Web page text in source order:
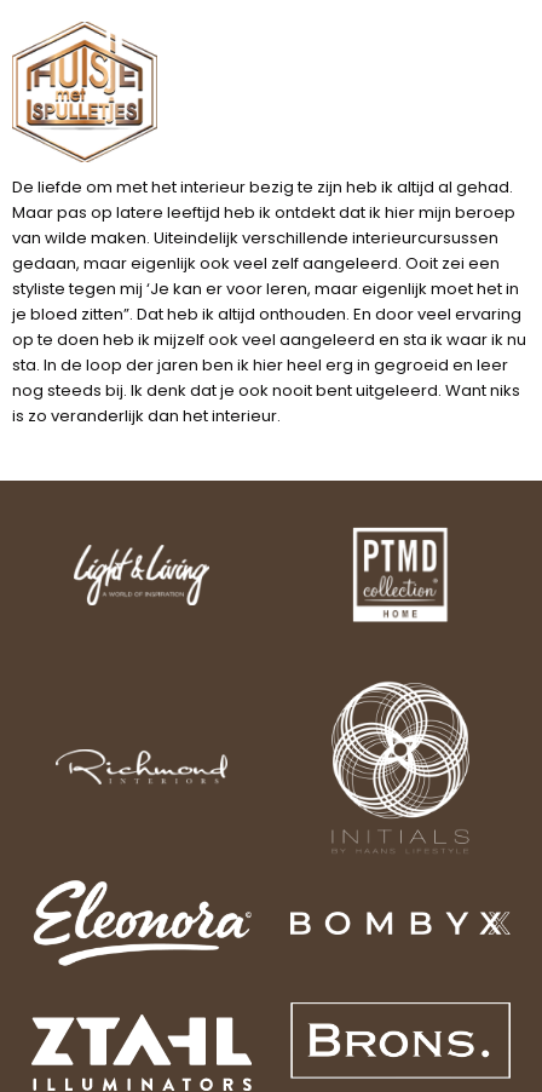
De liefde om met het interieur bezig te zijn heb ik altijd al gehad.
Maar pas op latere leeftijd heb ik ontdekt dat ik hier mijn beroep
van wilde maken. Uiteindelijk verschillende interieurcursussen
gedaan, maar eigenlijk ook veel zelf aangeleerd. Ooit zei een
styliste tegen mij ‘Je kan er voor leren, maar eigenlijk moet het in
je bloed zitten”. Dat heb ik altijd onthouden. En door veel ervaring
op te doen heb ik mijzelf ook veel aangeleerd en sta ik waar ik nu
sta. In de loop der jaren ben ik hier heel erg in gegroeid en leer
nog steeds bij. Ik denk dat je ook nooit bent uitgeleerd. Want niks
is zo veranderlijk dan het interieur.